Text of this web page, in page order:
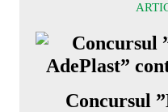
Concursul